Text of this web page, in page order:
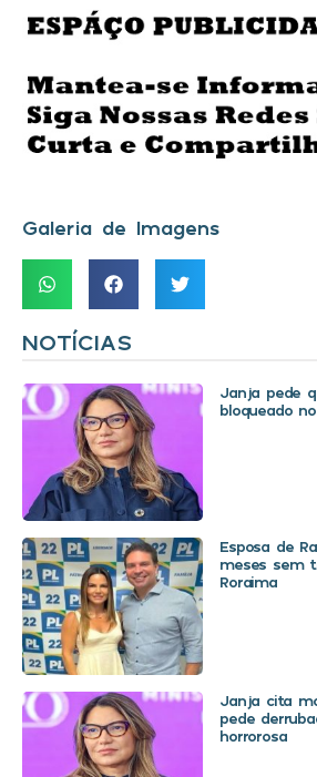
Galeria de Imagens
NOTÍCIAS
Janja pede
bloqueado
Esposa de
meses sem
Roraima
Janja cita
pede
horrorosa